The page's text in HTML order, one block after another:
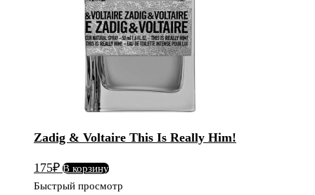
Zadig & Voltaire This Is Really Him!
175₽ В корзину
Быстрый просмотр